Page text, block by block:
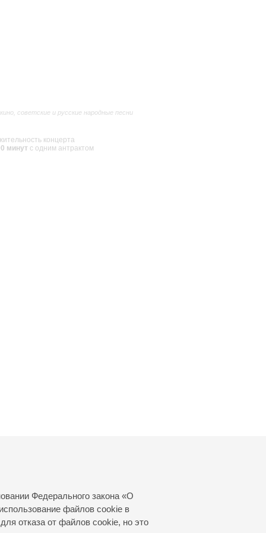
Федерального закона «О
файлов cookie в
отказа от файлов cookie, но это
советские и русские народные песни
концерта
минут с одним антрактом